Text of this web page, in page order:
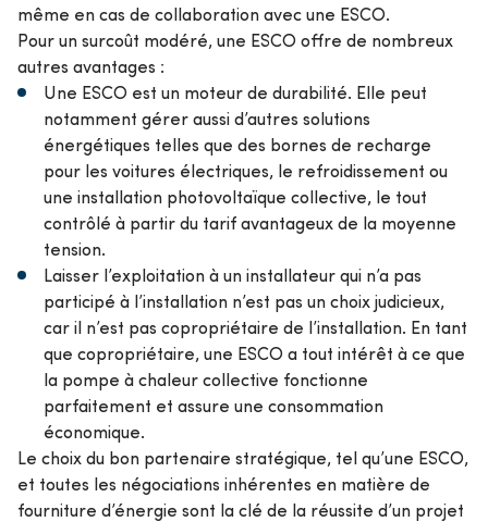
même en cas de collaboration avec une ESCO.
Pour un surcoût modéré, une ESCO offre de nombreux
autres avantages :
Une ESCO est un moteur de durabilité. Elle peut
notamment gérer aussi d’autres solutions
énergétiques telles que des bornes de recharge
pour les voitures électriques, le refroidissement ou
une installation photovoltaïque collective, le tout
contrôlé à partir du tarif avantageux de la moyenne
tension.
Laisser l’exploitation à un installateur qui n’a pas
participé à l’installation n’est pas un choix judicieux,
car il n’est pas copropriétaire de l’installation. En tant
que copropriétaire, une ESCO a tout intérêt à ce que
la pompe à chaleur collective fonctionne
parfaitement et assure une consommation
économique.
Le choix du bon partenaire stratégique, tel qu’une ESCO,
et toutes les négociations inhérentes en matière de
fourniture d’énergie sont la clé de la réussite d’un projet